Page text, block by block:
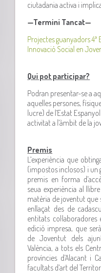
ciutadania activa i
—Termini Tancat—
Projectes guanyadors
Innovació Social en
Qui pot participar?
Podran presentar-se a
aquelles persones,
lucre) de l’Estat
activitat a l’àmbit de la
Premis
L’experiència que
(impostos inclosos) i un
premis en forma
seua experiència al
matèria de joventut
enllaçat des de
entitats
edició impresa, que
de Joventut dels
València, a tots els
províncies d’Alacant i
facultats d’art del